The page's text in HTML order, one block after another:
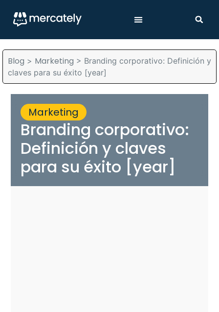
Blog > Marketing > Branding corporativo: Definición y
claves para su éxito [year]
Marketing
Branding corporativo:
Definición y claves
para su éxito [year]